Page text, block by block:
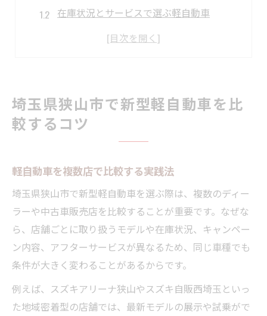
在庫状況とサービスで選ぶ軽自動車
スズキアリーナ狭山の特徴と活用法
家族向け軽自動車の安全装備の見極め方
子連れに嬉しい店舗設備で軽自動車選び
キッズコーナー完備の軽自動車店舗紹介
家族構成に合う軽自動車のモデル選択術
納得できる新型軽自動車購入のポイント解説
新型軽自動車の購入前チェックリスト
軽自動車購入時の予算と諸費用の考え方
軽自動車ローンやリースの選択基準解説
埼玉県狭山市で新型軽自動車を比
較するコツ
軽自動車を複数店で比較する実践法
埼玉県狭山市で新型軽自動車を選ぶ際は、複数のディー
ラーや中古車販売店を比較することが重要です。なぜな
ら、店舗ごとに取り扱うモデルや在庫状況、キャンペー
ン内容、アフターサービスが異なるため、同じ車種でも
条件が大きく変わることがあるからです。
例えば、スズキアリーナ狭山やスズキ自販西埼玉といっ
た地域密着型の店舗では、最新モデルの展示や試乗がで